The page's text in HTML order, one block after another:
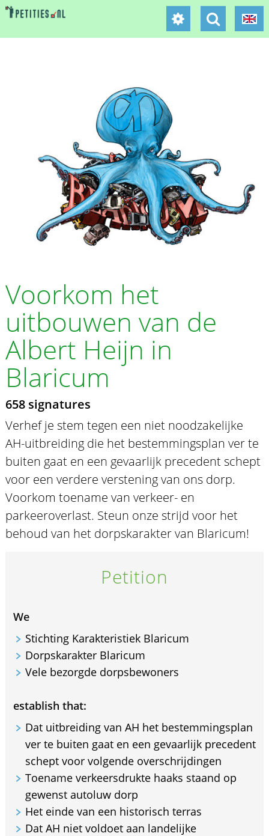
Voorkom het
uitbouwen van de
Albert Heijn in
Blaricum
658 signatures
Verhef je stem tegen een niet noodzakelijke
AH-uitbreiding die het bestemmingsplan ver te
buiten gaat en een gevaarlijk precedent schept
voor een verdere verstening van ons dorp.
Voorkom toename van verkeer- en
parkeeroverlast. Steun onze strijd voor het
behoud van het dorpskarakter van Blaricum!
Petition
We
Stichting Karakteristiek Blaricum
Dorpskarakter Blaricum
Vele bezorgde dorpsbewoners
establish that:
Dat uitbreiding van AH het bestemmingsplan
ver te buiten gaat en een gevaarlijk precedent
schept voor volgende overschrijdingen
Toename verkeersdrukte haaks staand op
gewenst autoluw dorp
Het einde van een historisch terras
Dat AH niet voldoet aan landelijke